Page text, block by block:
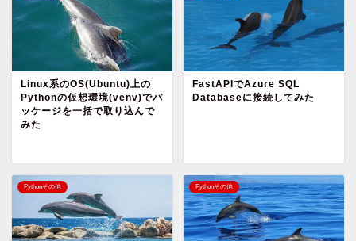
Linux系のOS(Ubuntu)上の
Pythonの仮想環境(venv)でパ
ッケージを一括で取り込んで
みた
FastAPIでAzure SQL
Databaseに接続してみた
Pythonその他 Pythonその他